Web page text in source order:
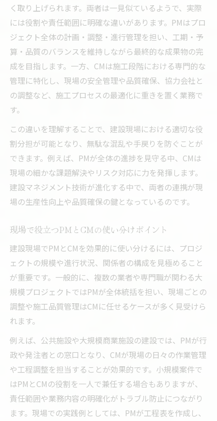
く取り上げられます。両者は一見似ているようで、実際
には役割や責任範囲に明確な違いがあります。PMはプロ
ジェクト全体の計画・調整・進行管理を担い、工期・予
算・品質のバランスを維持しながら最終的な成果物の完
成を目指します。一方、CMは施工段階における専門的な
管理に特化し、現場の安全管理や品質確保、協力会社と
の調整など、施工プロセスの最適化に重きを置く業務で
す。
この違いを理解することで、建設現場における適切な役
割分担が可能となり、無駄な混乱や手戻りを防ぐことが
できます。例えば、PMが全体の進捗を見守る中、CMは
現場の細かな課題解決やリスク対応に力を発揮します。
建設マネジメント技術が進化する中で、両者の連携が現
場の生産性向上や品質確保の鍵となっているのです。
現場で役立つPMとCMの使い分けポイント
建設現場でPMとCMを効果的に使い分けるには、プロジ
ェクトの規模や進行状況、関係者の構成を見極めること
が重要です。一般的に、複数の業者や専門職が関わる大
規模プロジェクトではPMが全体統括を担い、現場ごとの
調整や施工品質管理はCMに任せるケースが多く見受けら
れます。
例えば、公共施設や大規模商業施設の建設では、PMが行
政や発注者との窓口となり、CMが現場の日々の作業管理
や工程調整を担当することが効果的です。小規模案件で
はPMとCMの役割を一人で兼任する場合もありますが、
責任範囲や業務内容の明確化がトラブル防止につながり
ます。現場での実践例としては、PMが工程表を作成し、